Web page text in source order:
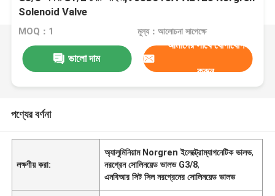
Solenoid Valve
MOQ：1 মূল্য：আলোচনা সাপেক্ষে
ভালো দাম
আমাদের সাথে যোগাযোগ
করুন
পণ্যের বর্ণনা
লক্ষণীয় করা:
অ্যালুমিনিয়াম Norgren ইলেক্ট্রোম্যাগনেটিক ভালভ,
নরগ্রেন সোলিনয়েড ভালভ G3/8,
এনবিআর সিট সিল নরগ্রেনের সোলিনয়েড ভালভ